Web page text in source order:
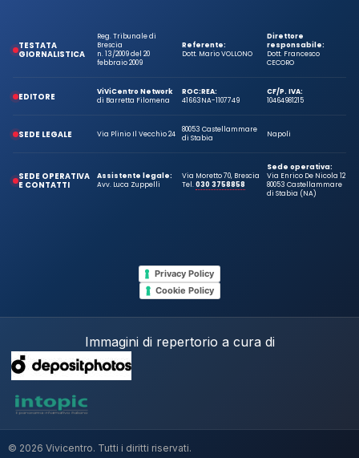
TESTATA
GIORNALISTICA
Reg. Tribunale di
Brescia
n. 13/2009 del 20
febbraio 2009
Referente:
Dott. Mario VOLLONO
Direttore
responsabile:
Dott. Francesco
CECORO
EDITORE
ViViCentro Network
di Barretta Filomena
ROC:
41663
REA:
NA-1107749
CF/P. IVA:
10464981215
SEDE LEGALE Via Plinio Il Vecchio 24
80053 Castellammare
di Stabia
Napoli
SEDE OPERATIVA
E CONTATTI
Assistente legale:
Avv. Luca Zuppelli
Via Moretto 70, Brescia
Tel.030 3758858
Sede operativa:
Via Enrico De Nicola 12
80053 Castellammare
di Stabia (NA)
Privacy Policy
Cookie Policy
Immagini di repertorio a cura di
© 2026 Vivicentro. Tutti i diritti riservati.